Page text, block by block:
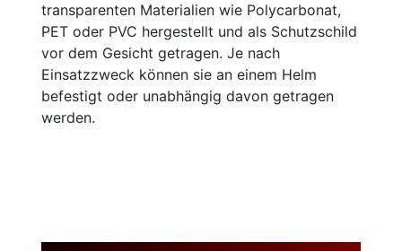
transparenten Materialien wie Polycarbonat,
PET oder PVC hergestellt und als Schutzschild
vor dem Gesicht getragen. Je nach
Einsatzzweck können sie an einem Helm
befestigt oder unabhängig davon getragen
werden.